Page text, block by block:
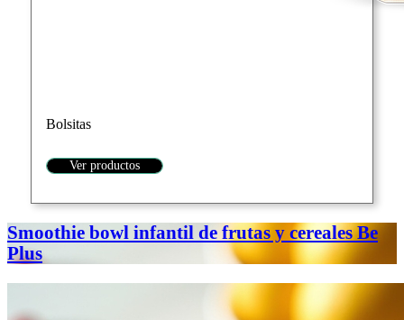
Bolsitas
Ver productos
Smoothie bowl infantil de frutas y cereales Be
Plus